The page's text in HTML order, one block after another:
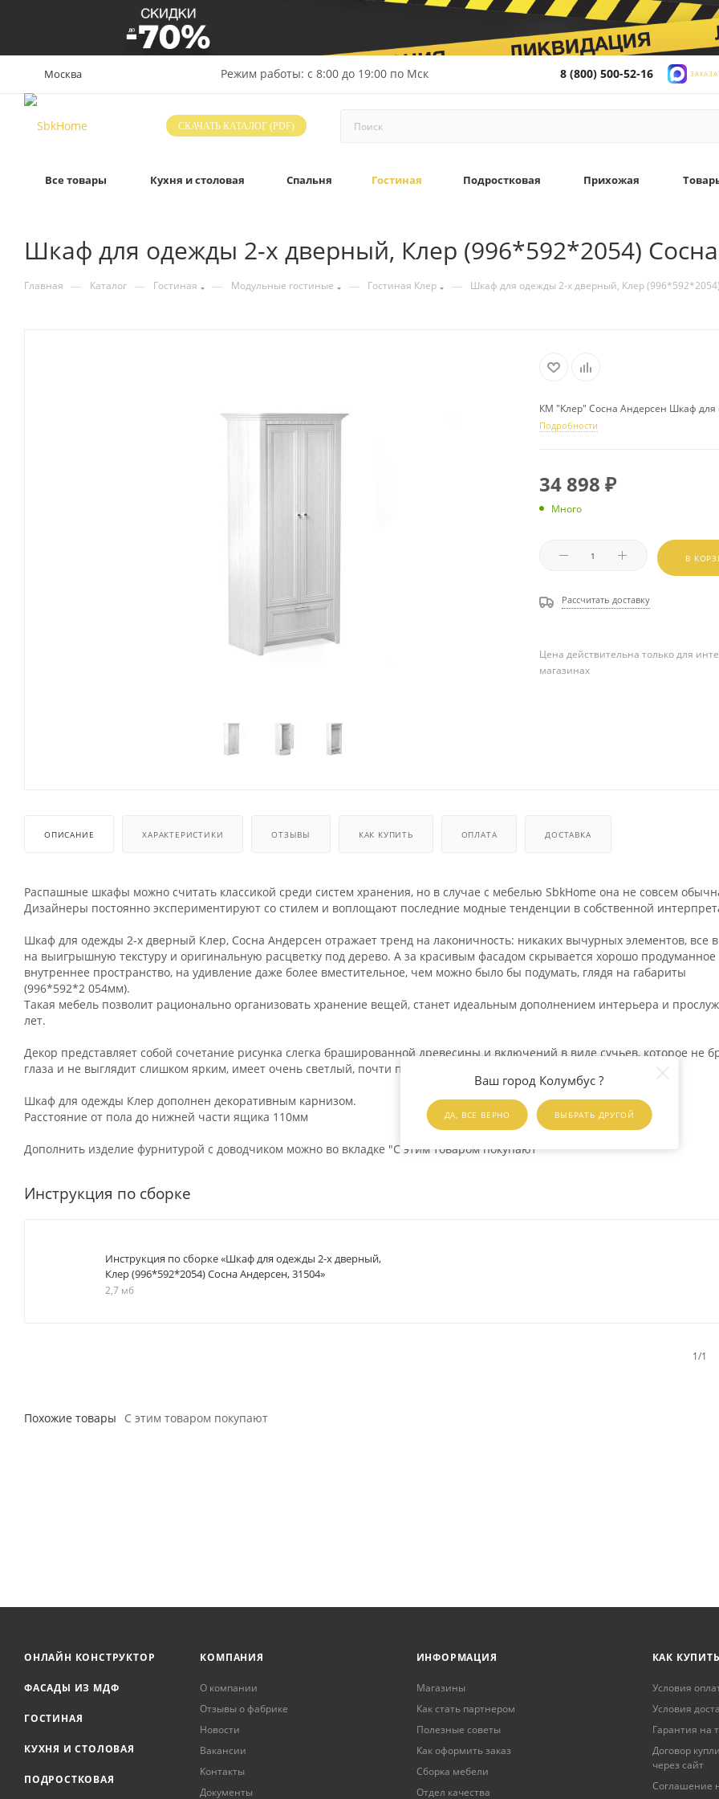
Москва
Ваш город Колумбус ?
ДА, ВСЕ ВЕРНО ВЫБРАТЬ ДРУГОЙ
Режим работы: с 8:00 до 19:00 по Мск 8 (800) 500-52-16
СКАЧАТЬ КАТАЛОГ (PDF)
Все товары Кухня и столовая Спальня Гостиная Подростковая Прихожая
Шкаф для одежды 2-х дверный, Клер (996*592*2054)
Главная — Каталог — Гостиная — Модульные гостиные — Гостиная Клер — Шкаф для одежды 2-х дверный, Клер
КМ "Клер" Сосна Андерсен Шкаф для
Подробности
34 898 ₽
Много
В
Рассчитать доставку
Цена действительна только для
магазинах
ОПИСАНИЕ ХАРАКТЕРИСТИКИ ОТЗЫВЫ КАК КУПИТЬ ОПЛАТА ДОСТАВКА
Распашные шкафы можно считать классикой среди систем хранения, но в случае с мебелью SbkHome она не совсем
Дизайнеры постоянно экспериментируют со стилем и воплощают последние модные тенденции в собственной
Шкаф для одежды 2-х дверный Клер, Сосна Андерсен отражает тренд на лаконичность: никаких вычурных элементов, все
на выигрышную текстуру и оригинальную расцветку под дерево. А за красивым фасадом скрывается хорошо продуманное
внутреннее пространство, на удивление даже более вместительное, чем можно было бы подумать, глядя на габариты
(996*592*2 054мм).
Такая мебель позволит рационально организовать хранение вещей, станет идеальным дополнением интерьера и
лет.
Декор представляет собой сочетание рисунка слегка брашированной древесины и включений в виде сучьев, которое не
глаза и не выглядит слишком ярким, имеет очень светлый, почти полностью белый оттенок.
Шкаф для одежды Клер дополнен декоративным карнизом.
Расстояние от пола до нижней части ящика 110мм
Дополнить изделие фурнитурой с доводчиком можно во вкладке "С этим товаром покупают"
Инструкция по сборке
Инструкция по сборке «Шкаф для одежды 2-х дверный,
Клер (996*592*2054) Сосна Андерсен, 31504»
2,7 мб
1/1
Похожие товары С этим товаром покупают
ОНЛАЙН КОНСТРУКТОР
ФАСАДЫ ИЗ МДФ
ГОСТИНАЯ
КУХНЯ И СТОЛОВАЯ
ПОДРОСТКОВАЯ
КОМПАНИЯ
О компании
Отзывы о фабрике
Новости
Вакансии
Контакты
Документы
ИНФОРМАЦИЯ
Магазины
Как стать партнером
Полезные советы
Как оформить заказ
Сборка мебели
Отдел качества
КАК
Условия
Условия
Гарантия на
Договор
через сайт
Соглашение